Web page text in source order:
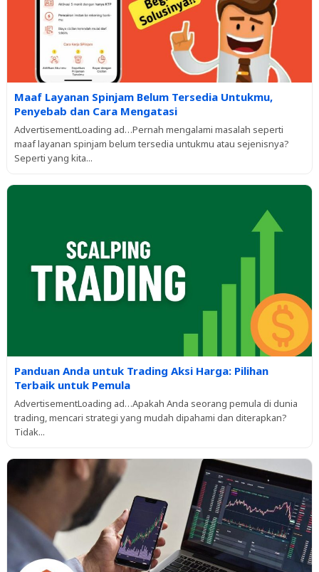
Maaf Layanan Spinjam Belum Tersedia Untukmu,
Penyebab dan Cara Mengatasi
AdvertisementLoading ad…Pernah mengalami masalah seperti
maaf layanan spinjam belum tersedia untukmu atau sejenisnya?
Seperti yang kita...
Panduan Anda untuk Trading Aksi Harga: Pilihan
Terbaik untuk Pemula
AdvertisementLoading ad…Apakah Anda seorang pemula di dunia
trading, mencari strategi yang mudah dipahami dan diterapkan?
Tidak...